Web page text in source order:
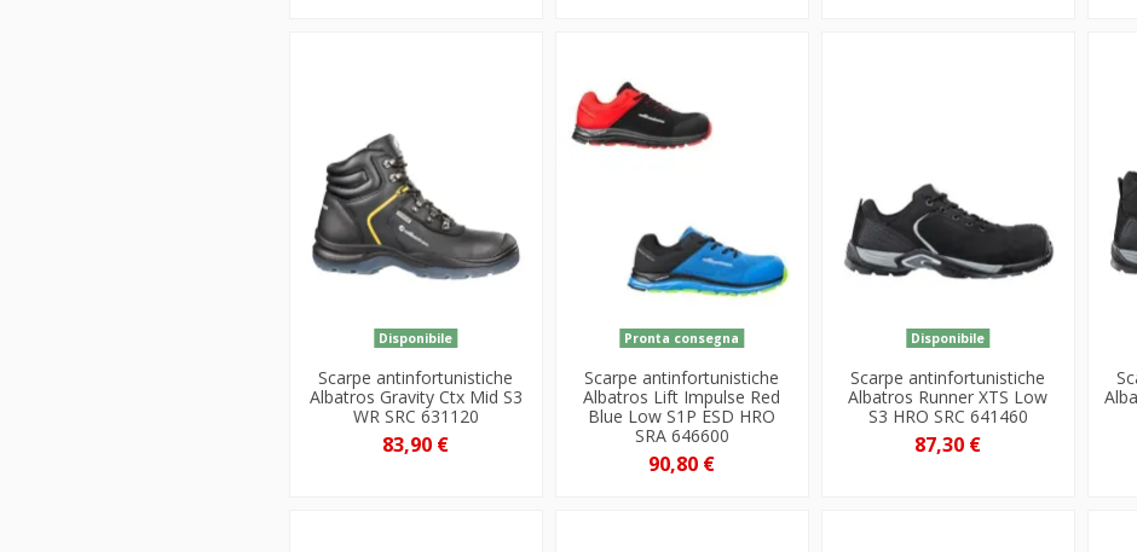
Disponibile
Scarpe antinfortunistiche
Albatros Gravity Ctx Mid S3
WR SRC 631120
83,90 €
Pronta consegna
Scarpe antinfortunistiche
Albatros Lift Impulse Red
Blue Low S1P ESD HRO
SRA 646600
90,80 €
Disponibile
Scarpe antinfortunistiche
Albatros Runner XTS Low
S3 HRO SRC 641460
87,30 €